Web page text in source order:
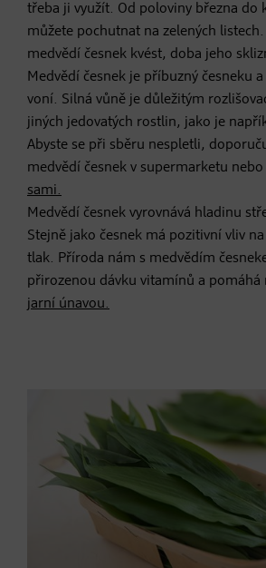
třeba ji využít. Od poloviny března do
můžete pochutnat na zelených listech.
medvědí česnek kvést, doba jeho
Medvědí česnek je příbuzný česneku
voní. Silná vůně je důležitým
jiných jedovatých rostlin, jako je
Abyste se při sběru nespletli,
medvědí česnek v supermarketu nebo
sami.
Medvědí česnek vyrovnává hladinu
Stejně jako česnek má pozitivní vliv
tlak. Příroda nám s medvědím
přirozenou dávku vitamínů a pomáhá
jarní únavou.